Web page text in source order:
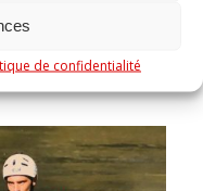
de confidentialité